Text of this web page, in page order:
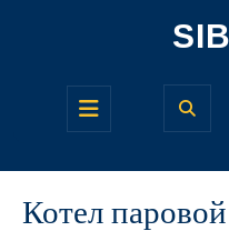
Кнопка
Котел